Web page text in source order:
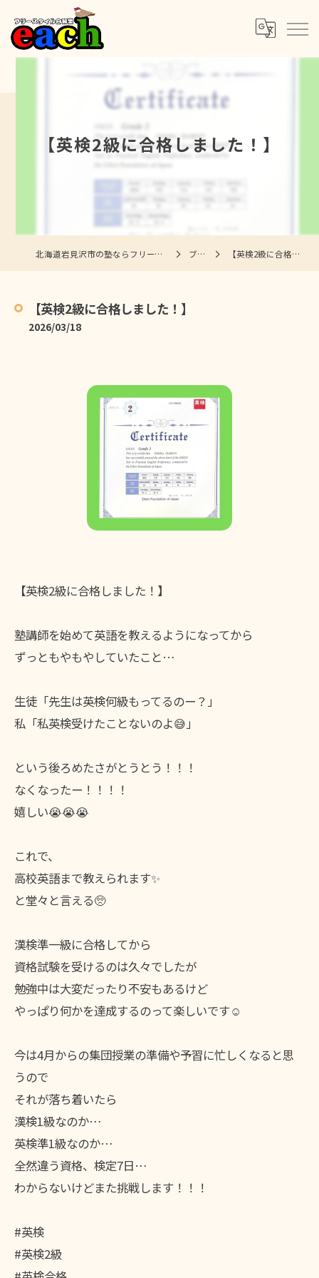
【英検2級に合格しました！】
北海道岩見沢市の塾ならフリースタイル自習室each ブログ 【英検2級に合格しました！】
【英検2級に合格しました！】
2026/03/18
【英検2級に合格しました！】
塾講師を始めて英語を教えるようになってから
ずっともやもやしていたこと…
生徒「先生は英検何級もってるのー？」
私「私英検受けたことないのよ😅」
という後ろめたさがとうとう！！！
なくなったー！！！！
嬉しい😭😭😭
これで、
高校英語まで教えられます✨
と堂々と言える🥺
漢検準一級に合格してから
資格試験を受けるのは久々でしたが
勉強中は大変だったり不安もあるけど
やっぱり何かを達成するのって楽しいです☺️
今は4月からの集団授業の準備や予習に忙しくなると思
うので
それが落ち着いたら
漢検1級なのか…
英検準1級なのか…
全然違う資格、検定7日…
わからないけどまた挑戦します！！！
#英検
#英検2級